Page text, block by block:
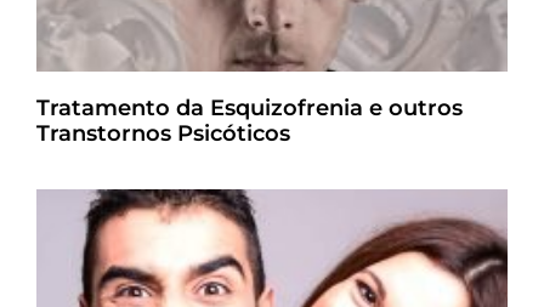
Tratamento da Esquizofrenia e outros
Transtornos Psicóticos